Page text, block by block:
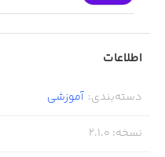
اطلاعات
دسته‌بندی: آموزشی
نسخه:
2.1.0